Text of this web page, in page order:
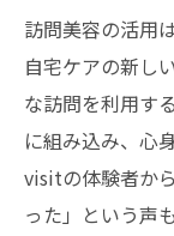
訪問美容の活用
自宅ケアの新し
な訪問を利用す
に組み込み、心
visitの体験者か
った」という声